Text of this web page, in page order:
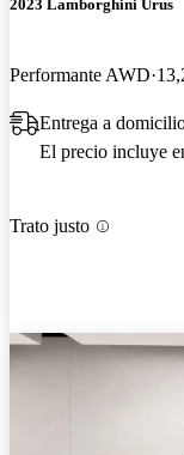
2023 Lamborghini Urus
Performante AWD
Entrega a
El precio incluye
Trato justo